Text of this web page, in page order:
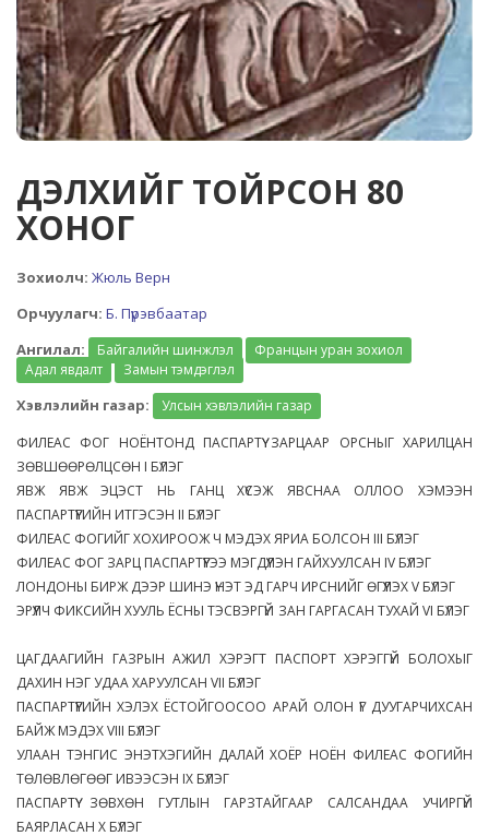
ДЭЛХИЙГ ТОЙРСОН 80
ХОНОГ
Зохиолч: Жюль Верн
Орчуулагч: Б. Пүрэвбаатар
Ангилал:
Байгалийн шинжлэл
Францын уран зохиол
Адал явдалт
Замын тэмдэглэл
Хэвлэлийн газар:
Улсын хэвлэлийн газар
ФИЛЕАС ФОГ НОЁНТОНД ПАСПАРТҮҮ ЗАРЦААР ОРСНЫГ ХАРИЛЦАН
ЗӨВШӨӨРӨЛЦСӨН I БҮЛЭГ
ЯВЖ ЯВЖ ЭЦЭСТ НЬ ГАНЦ ХҮСЭЖ ЯВСНАА ОЛЛОО ХЭМЭЭН
ПАСПАРТҮҮГИЙН ИТГЭСЭН II БҮЛЭГ
ФИЛЕАС ФОГИЙГ ХОХИРООЖ Ч МЭДЭХ ЯРИА БОЛСОН III БҮЛЭГ
ФИЛЕАС ФОГ ЗАРЦ ПАСПАРТҮҮГЭЭ МЭГДҮҮЛЭН ГАЙХУУЛСАН IV БҮЛЭГ
ЛОНДОНЫ БИРЖ ДЭЭР ШИНЭ ҮНЭТ ЭД ГАРЧ ИРСНИЙГ ӨГҮҮЛЭХ V БҮЛЭГ
ЭРҮҮЛЧ ФИКСИЙН ХУУЛЬ ЁСНЫ ТЭСВЭРГҮЙ ЗАН ГАРГАСАН ТУХАЙ VI БҮЛЭГ
ЦАГДААГИЙН ГАЗРЫН АЖИЛ ХЭРЭГТ ПАСПОРТ ХЭРЭГГҮЙ БОЛОХЫГ
ДАХИН НЭГ УДАА ХАРУУЛСАН VII БҮЛЭГ
ПАСПАРТҮҮГИЙН ХЭЛЭХ ЁСТОЙГООСОО АРАЙ ОЛОН ҮГ ДУУГАРЧИХСАН
БАЙЖ МЭДЭХ VIII БҮЛЭГ
УЛААН ТЭНГИС ЭНЭТХЭГИЙН ДАЛАЙ ХОЁР НОЁН ФИЛЕАС ФОГИЙН
ТӨЛӨВЛӨГӨӨГ ИВЭЭСЭН IX БҮЛЭГ
ПАСПАРТҮҮ ЗӨВХӨН ГУТЛЫН ГАРЗТАЙГААР САЛСАНДАА УЧИРГҮЙ
БАЯРЛАСАН X БҮЛЭГ